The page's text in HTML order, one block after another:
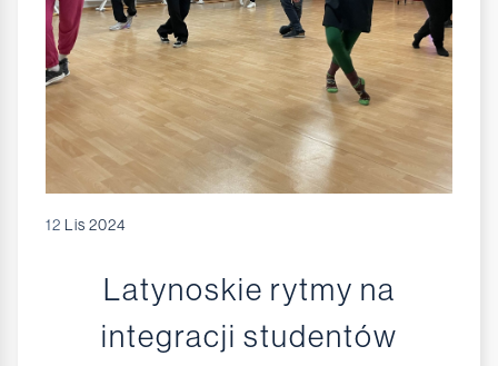
12 Lis 2024
Latynoskie rytmy na
integracji studentów